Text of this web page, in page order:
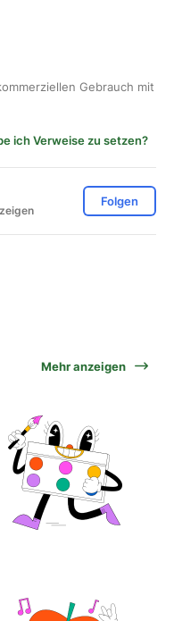
Gebrauch mit
ich Verweise zu setzen?
Folgen
Mehr anzeigen